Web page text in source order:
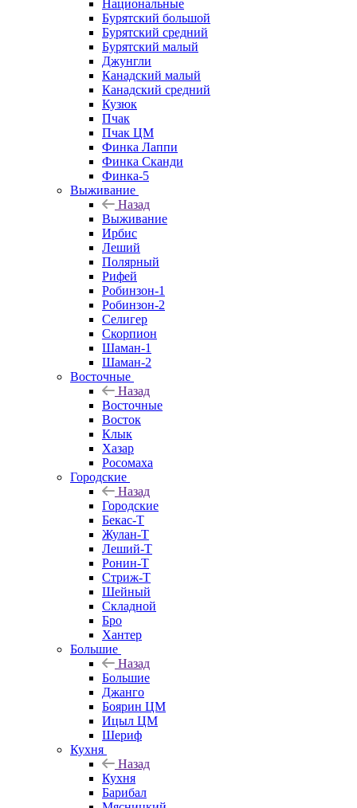
Национальные
Бурятский большой
Бурятский средний
Бурятский малый
Джунгли
Канадский малый
Канадский средний
Кузюк
Пчак
Пчак ЦМ
Финка Лаппи
Финка Сканди
Финка-5
Выживание
Назад
Выживание
Ирбис
Леший
Полярный
Рифей
Робинзон-1
Робинзон-2
Селигер
Скорпион
Шаман-1
Шаман-2
Восточные
Назад
Восточные
Восток
Клык
Хазар
Росомаха
Городские
Назад
Городские
Бекас-Т
Жулан-Т
Леший-Т
Ронин-Т
Стриж-Т
Шейный
Складной
Бро
Хантер
Большие
Назад
Большие
Джанго
Боярин ЦМ
Ицыл ЦМ
Шериф
Кухня
Назад
Кухня
Барибал